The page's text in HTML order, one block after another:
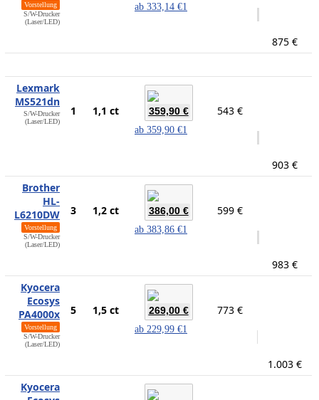
Vorstellung
S/W-Drucker
(Laser/LED)
ab 333,14 €1
875 €
Lexmark
MS521dn
S/W-Drucker
(Laser/LED)
1 1,1 ct 359,90 €
ab 359,90 €1
543 €
903 €
Brother
HL-
L6210DW
Vorstellung
S/W-Drucker
(Laser/LED)
3 1,2 ct 386,00 €
ab 383,86 €1
599 €
983 €
Kyocera
Ecosys
PA4000x
Vorstellung
S/W-Drucker
(Laser/LED)
5 1,5 ct 269,00 €
ab 229,99 €1
773 €
1.003 €
Kyocera